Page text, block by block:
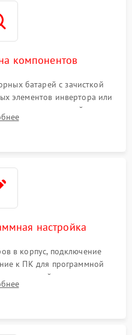
компонентов
батарей с зачисткой
элементов инвертора или
радиодеталей.
токоведущих дорожек и
настройка
в корпус, подключение
к ПК для программной
настройки порогов
счетчиков старения АКБ.